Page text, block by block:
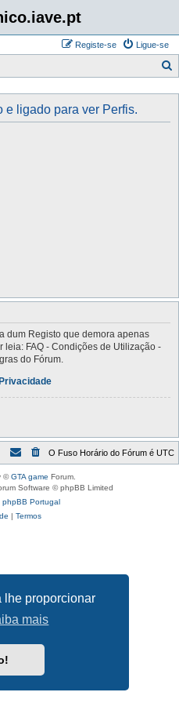
lhe proporcionar
mais
Ligue-se
Registe-se
e ligado para ver Perfis.
dum Registo que demora apenas
leia: FAQ - Condições de Utilização -
do Fórum.
O Fuso Horário do Fórum é UTC
©GTA game Forum.
Software © phpBB Limited
phpBB Portugal
| Termos